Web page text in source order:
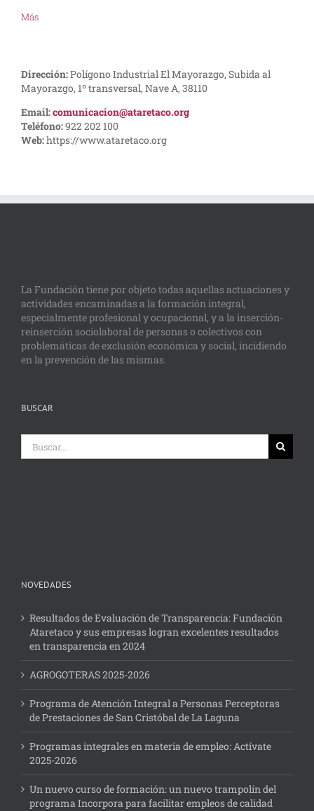
Más
Dirección:Polígono Industrial El Mayorazgo, Subida al
Mayorazgo, 1º transversal, Nave A, 38110
Email:comunicacion@ataretaco.org
Teléfono:922 202 100
Web:https://www.ataretaco.org
La Fundación tiene por objeto todas aquellas actuaciones y
actividades encaminadas a la formación integral,
especialmente profesional y ocupacional, y a la inserción-
reinserción sociolaboral de personas o colectivos con
problemáticas de exclusión económica y social, incidiendo
en la prevención de las mismas.
BUSCAR
NOVEDADES
Resultados de Evaluación de Transparencia: Fundación
Ataretaco y sus empresas logran excelentes resultados
en transparencia en 2024
AGROGOTERAS 2025-2026
Programa de Atención Integral a Personas Perceptoras
de Prestaciones de San Cristóbal de La Laguna
Programas integrales en materia de empleo: Actívate
2025-2026
Un nuevo curso de formación: un nuevo trampolín del
programa Incorpora para facilitar empleos de calidad